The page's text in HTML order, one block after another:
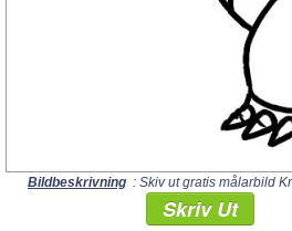
Bildbeskrivning : Skiv ut gratis målarbild
Skriv Ut